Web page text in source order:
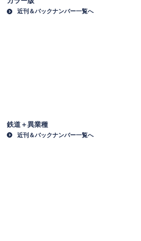
近刊＆バックナンバー一覧へ
鉄道＋異業種
近刊＆バックナンバー一覧へ